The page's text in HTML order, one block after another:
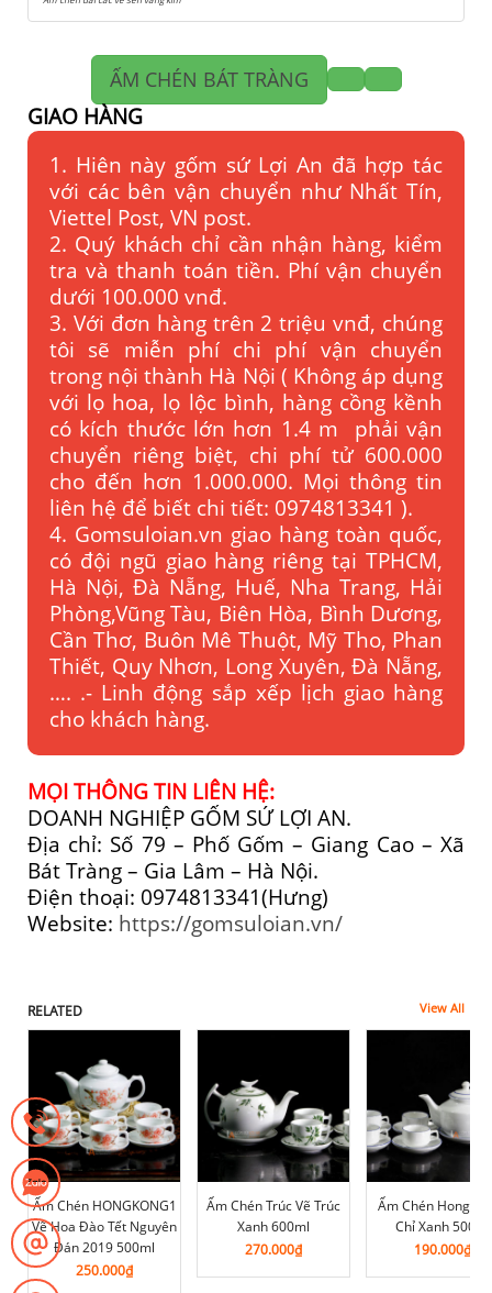
ẤM CHÉN BÁT TRÀNG
GIAO HÀNG
1. Hiên này gốm sứ Lợi An đã hợp tác
với các bên vận chuyển như Nhất Tín,
Viettel Post, VN post.
2. Quý khách chỉ cần nhận hàng, kiểm
tra và thanh toán tiền. Phí vận chuyển
dưới 100.000 vnđ.
3. Với đơn hàng trên 2 triệu vnđ, chúng
tôi sẽ miễn phí chi phí vận chuyển
trong nội thành Hà Nội ( Không áp dụng
với lọ hoa, lọ lộc bình, hàng cồng kềnh
có kích thước lớn hơn 1.4 m phải vận
chuyển riêng biệt, chi phí tử 600.000
cho đến hơn 1.000.000. Mọi thông tin
liên hệ để biết chi tiết: 0974813341 ).
4. Gomsuloian.vn giao hàng toàn quốc,
có đội ngũ giao hàng riêng tại TPHCM,
Hà Nội, Đà Nẵng, Huế, Nha Trang, Hải
Phòng,Vũng Tàu, Biên Hòa, Bình Dương,
Cần Thơ, Buôn Mê Thuột, Mỹ Tho, Phan
Thiết, Quy Nhơn, Long Xuyên, Đà Nẵng,
…. .- Linh động sắp xếp lịch giao hàng
cho khách hàng.
MỌI THÔNG TIN LIÊN HỆ:
DOANH NGHIỆP GỐM SỨ LỢI AN.
Địa chỉ: Số 79 – Phố Gốm – Giang Cao – Xã
Bát Tràng – Gia Lâm – Hà Nội.
Điện thoại: 0974813341(Hưng)
Website: https://gomsuloian.vn/
RELATED View All
Ấm Chén HONGKONG1
Vẽ Hoa Đào Tết Nguyên
Đán 2019 500ml
250.000₫
Ấm Chén Trúc Vẽ Trúc
Xanh 600ml
270.000₫
Ấm Chén
Chỉ Xanh 500ml
190.000₫